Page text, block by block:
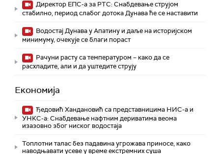
Директор ЕПС-а за РТС: Снабдевање струјом
стабилно, период слабог дотока Дунава ће се наставити
Водостај Дунава у Апатину и даље на историјском
минимуму, oчекује се благи пораст
Рачуни расту са температуром – како да се
расхладите, али и да уштедите струју
Економија
Ђедовић Хандановић са представницима НИС-а и
УНКС-а: Снабдевање нафтним дериватима веома
изазовно због ниског водостаја
Топлотни талас без падавина угрожава приносе, како
наводњавати усеве у време екстремних суша